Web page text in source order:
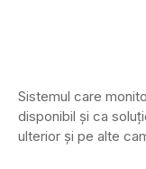
Sistemul care
disponibil și ca
ulterior și pe alte